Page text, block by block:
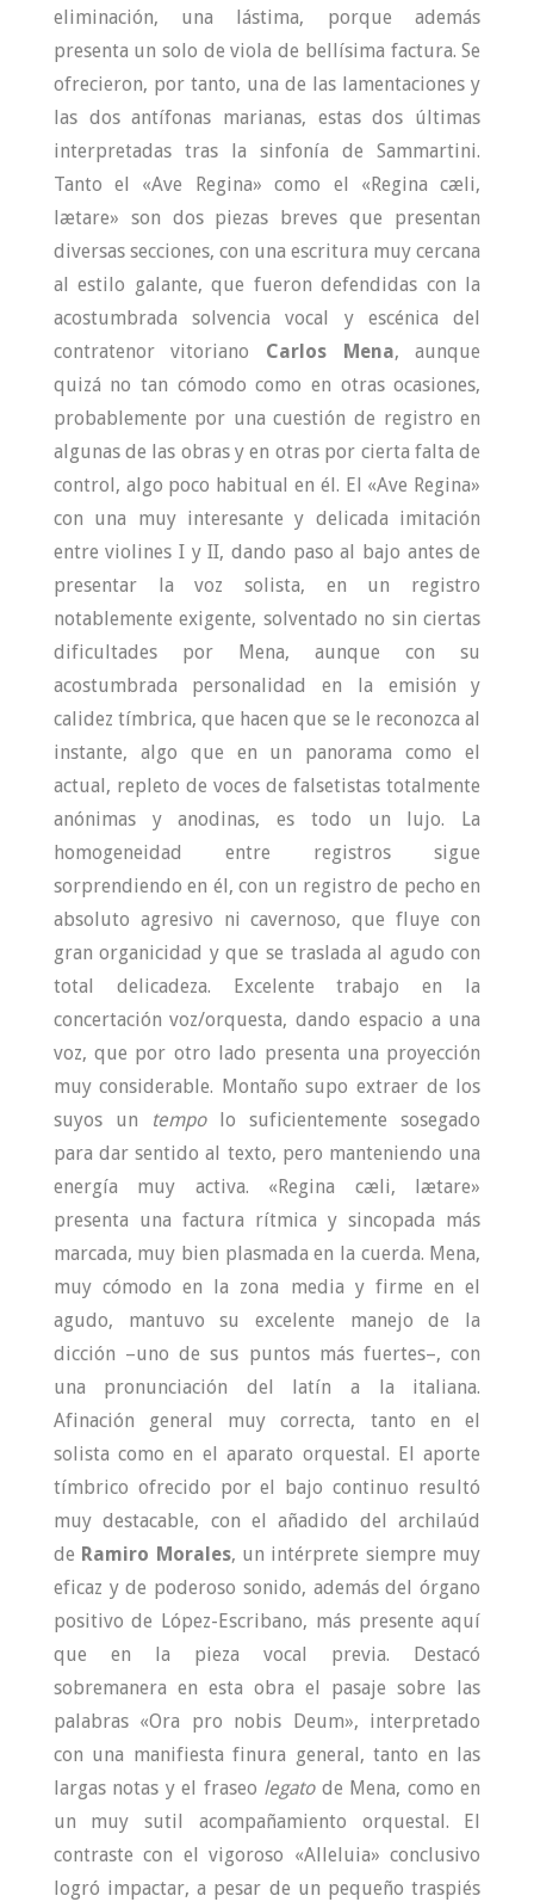
eliminación, una lástima, porque además
presenta un solo de viola de bellísima factura. Se
ofrecieron, por tanto, una de las lamentaciones y
las dos antífonas marianas, estas dos últimas
interpretadas tras la sinfonía de Sammartini.
Tanto el «Ave Regina» como el «Regina cæli,
lætare» son dos piezas breves que presentan
diversas secciones, con una escritura muy cercana
al estilo galante, que fueron defendidas con la
acostumbrada solvencia vocal y escénica del
contratenor vitoriano Carlos Mena, aunque
quizá no tan cómodo como en otras ocasiones,
probablemente por una cuestión de registro en
algunas de las obras y en otras por cierta falta de
control, algo poco habitual en él. El «Ave Regina»
con una muy interesante y delicada imitación
entre violines I y II, dando paso al bajo antes de
presentar la voz solista, en un registro
notablemente exigente, solventado no sin ciertas
dificultades por Mena, aunque con su
acostumbrada personalidad en la emisión y
calidez tímbrica, que hacen que se le reconozca al
instante, algo que en un panorama como el
actual, repleto de voces de falsetistas totalmente
anónimas y anodinas, es todo un lujo. La
homogeneidad entre registros sigue
sorprendiendo en él, con un registro de pecho en
absoluto agresivo ni cavernoso, que fluye con
gran organicidad y que se traslada al agudo con
total delicadeza. Excelente trabajo en la
concertación voz/orquesta, dando espacio a una
voz, que por otro lado presenta una proyección
muy considerable. Montaño supo extraer de los
suyos un
tempolo suficientemente sosegado
para dar sentido al texto, pero manteniendo una
energía muy activa. «Regina cæli, lætare»
presenta una factura rítmica y sincopada más
marcada, muy bien plasmada en la cuerda. Mena,
muy cómodo en la zona media y firme en el
agudo, mantuvo su excelente manejo de la
dicción –uno de sus puntos más fuertes–, con
una pronunciación del latín a la italiana.
Afinación general muy correcta, tanto en el
solista como en el aparato orquestal. El aporte
tímbrico ofrecido por el bajo continuo resultó
muy destacable, con el añadido del archilaúd
de Ramiro Morales, un intérprete siempre muy
eficaz y de poderoso sonido, además del órgano
positivo de López-Escribano, más presente aquí
que en la pieza vocal previa. Destacó
sobremanera en esta obra el pasaje sobre las
palabras «Ora pro nobis Deum», interpretado
con una manifiesta finura general, tanto en las
largas notas y el fraseo legatode Mena, como en
un muy sutil acompañamiento orquestal. El
contraste con el vigoroso «Alleluia» conclusivo
logró impactar, a pesar de un pequeño traspiés